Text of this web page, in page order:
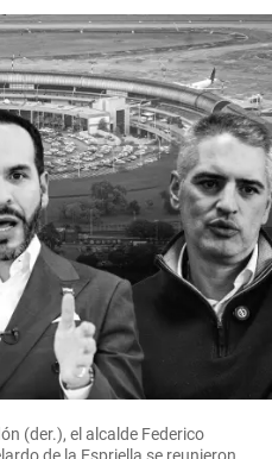
(der.), el alcalde Federico